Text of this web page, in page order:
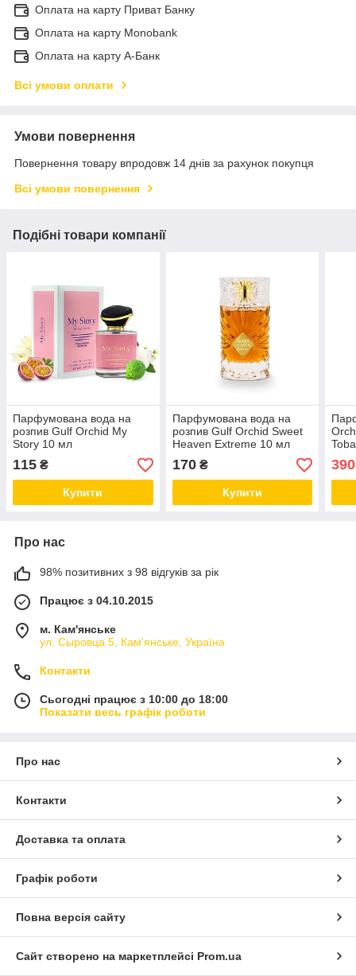
Оплата на карту Приват Банку
Оплата на карту Monobank
Оплата на карту А-Банк
Всі умови оплати
Умови повернення
Повернення товару впродовж 14 днів за рахунок покупця
Всі умови повернення
Подібні товари компанії
Парфумована вода на
розпив Gulf Orchid My
Story 10 мл
115 ₴
Купити
Парфумована вода на
розпив Gulf Orchid Sweet
Heaven Extreme 10 мл
170₴
Купити
390
Про нас
98% позитивних з 98 відгуків за рік
Працює з 04.10.2015
м. Кам'янське
ул. Сыровца 5, Кам'янське, Україна
Контакти
Сьогодні працює з 10:00 до 18:00
Показати весь графік роботи
Про нас
Контакти
Доставка та оплата
Графік роботи
Повна версія сайту
Сайт створено на маркетплейсі Prom.ua